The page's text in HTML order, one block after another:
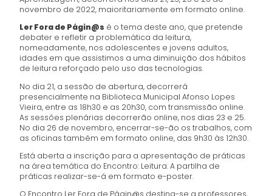
novembro de 2022, maioritariamente em formato online.
Ler Fora de Págin@s é o tema deste ano, que pretende
debater e refletir a problemática da leitura,
nomeadamente, nos adolescentes e jovens adultos,
idades em que assistimos a uma diminuição dos hábitos
de leitura reforçado pelo uso das tecnologias.
No dia 21, a sessão de abertura, decorrerá
presencialmente na Biblioteca Municipal Afonso Lopes
Vieira, entre as 18h30 e as 20h30, com transmissão online.
As sessões plenárias decorrerão online, nos dias 23 e 25.
No dia 26 de novembro, encerrar-se-ão os trabalhos, com
as oficinas também em formato online, das 9h30 às 12h30.
Está aberta a inscrição para a apresentação de práticas
na área temática do Encontro: Leitura. A partilha de
práticas realizar-se-á em formato e-poster.